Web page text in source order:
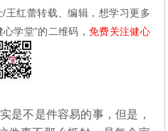
/王红蕾转载、编辑，想学习更多
学堂”的二维码， 免费关注健心
是不是件容易的事，但是，